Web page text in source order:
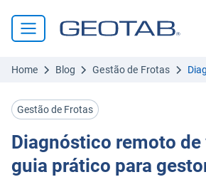
Home Blog Gestão de Frotas
Gestão de Frotas
Diagnóstico remoto
guia prático para